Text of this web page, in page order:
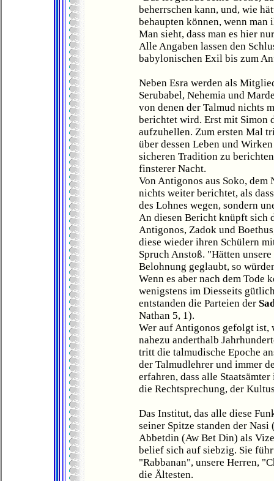
beherrschen kann, und, wie
behaupten können, wenn
Man sieht, dass man es hier
Alle Angaben lassen den
babylonischen Exil bis zum
Neben Esra werden als
Serubabel, Nehemia und
von denen der Talmud nichts
berichtet wird. Erst mit Simon
aufzuhellen. Zum ersten Mal
über dessen Leben und
sicheren Tradition zu
finsterer Nacht.
Von Antigonos aus Soko, dem
nichts weiter berichtet, als
des Lohnes wegen, sondern
An diesen Bericht knüpft sich
Antigonos, Zadok und
diese wieder ihren Schülern
Spruch Anstoß. "Hätten
Belohnung geglaubt, so
Wenn es aber nach dem
wenigstens im Diesseits
entstanden die Parteien der
Nathan 5, 1).
Wer auf Antigonos gefolgt
nahezu anderthalb
tritt die talmudische Epoche
der Talmudlehrer und immer
erfahren, dass alle
die Rechtsprechung, der
Das Institut, das alle diese
seiner Spitze standen der
Abbetdin (Aw Bet Din) als
belief sich auf siebzig. Sie
"Rabbanan", unsere Herren,
die Ältesten.